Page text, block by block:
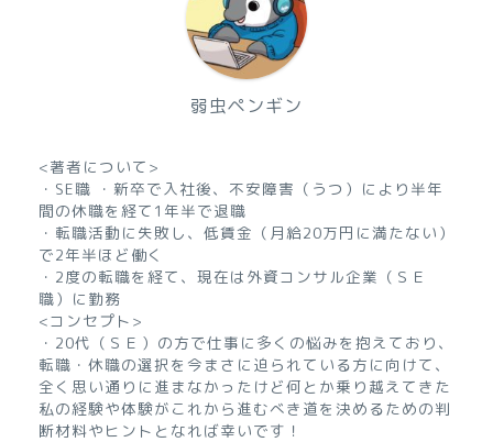
弱虫ペンギン
<著者について>
・SE職 ・新卒で入社後、不安障害（うつ）により半年
間の休職を経て1年半で退職
・転職活動に失敗し、低賃金（月給20万円に満たない）
で2年半ほど働く
・2度の転職を経て、現在は外資コンサル企業（ＳＥ
職）に勤務
<コンセプト>
・20代（ＳＥ）の方で仕事に多くの悩みを抱えており、
転職・休職の選択を今まさに迫られている方に向けて、
全く思い通りに進まなかったけど何とか乗り越えてきた
私の経験や体験がこれから進むべき道を決めるための判
断材料やヒントとなれば幸いです！